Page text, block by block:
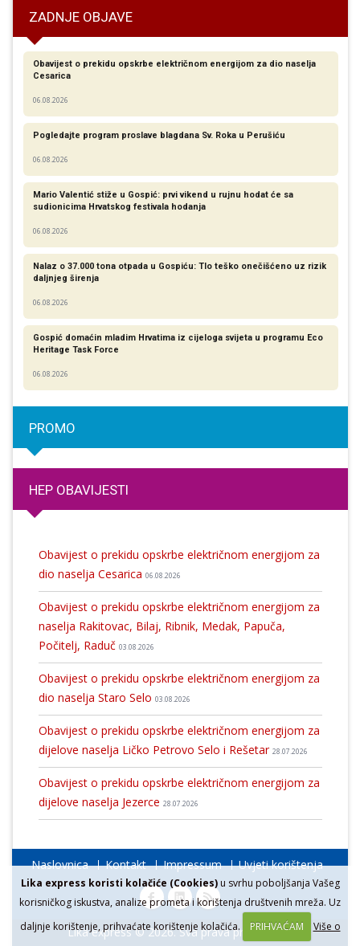
Lika express koristi kolačiće (Cookies)u svrhu poboljšanja Vašeg
korisničkog iskustva, analize prometa i korištenja društvenih mreža. Uz
daljnje korištenje, prihvaćate korištenje kolačića.
PRIHVAĆAM
Više o
ZADNJE OBJAVE
Obavijest o prekidu opskrbe električnom energijom za dio naselja
Cesarica
06.08.2026
Pogledajte program proslave blagdana Sv. Roka u Perušiću
06.08.2026
Mario Valentić stiže u Gospić: prvi vikend u rujnu hodat će sa
sudionicima Hrvatskog festivala hodanja
06.08.2026
Nalaz o 37.000 tona otpada u Gospiću: Tlo teško onečišćeno uz rizik
daljnjeg širenja
06.08.2026
Gospić domaćin mladim Hrvatima iz cijeloga svijeta u programu Eco
Heritage Task Force
06.08.2026
PROMO
HEP OBAVIJESTI
Obavijest o prekidu opskrbe električnom energijom za
dio naselja Cesarica 06.08.2026
Obavijest o prekidu opskrbe električnom energijom za
naselja Rakitovac, Bilaj, Ribnik, Medak, Papuča,
Počitelj, Raduč 03.08.2026
Obavijest o prekidu opskrbe električnom energijom za
dio naselja Staro Selo 03.08.2026
Obavijest o prekidu opskrbe električnom energijom za
dijelove naselja Ličko Petrovo Selo i Rešetar 28.07.2026
Obavijest o prekidu opskrbe električnom energijom za
dijelove naselja Jezerce 28.07.2026
Naslovnica Kontakt Impressum Uvjeti korištenja
Lika express © 2026. Sva prava pridržana.